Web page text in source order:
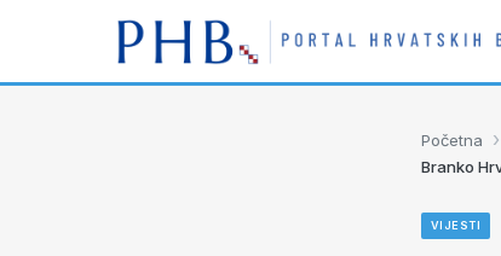
Početna ›
Branko
VIJESTI